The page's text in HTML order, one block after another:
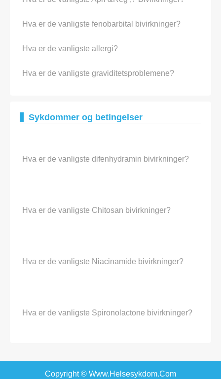
Hva er de vanligste fenobarbital bivirkninger?
Hva er de vanligste allergi?
Hva er de vanligste graviditetsproblemene?
Sykdommer og betingelser
Hva er de vanligste difenhydramin bivirkninger?
Hva er de vanligste Chitosan bivirkninger?
Hva er de vanligste Niacinamide bivirkninger?
Hva er de vanligste Spironolactone bivirkninger?
Copyright © Www.helsesykdom.com